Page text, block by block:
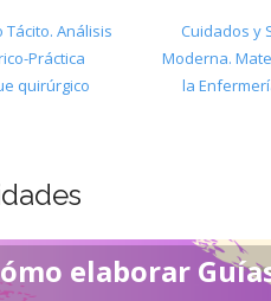
Análisis
Práctica
quirúrgico
Cuidados y
Moderna.
la
elaborar